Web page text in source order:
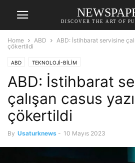
DISCOVER THE ART OF
Home ABD
ABD: İstihbarat servisine
çökertildi
ABD TEKNOLOJİ-BİLİM
ABD: İstihbarat
çalışan casus
çökertildi
By Usaturknews - 10 Mayıs 2023